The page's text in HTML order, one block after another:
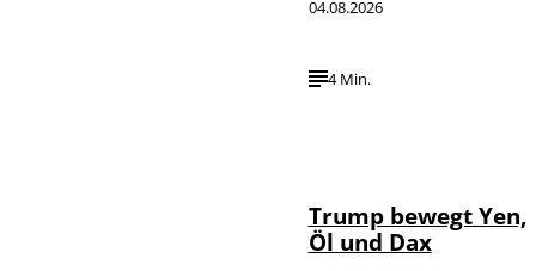
04.08.2026
4 Min.
Trump bewegt Yen,
Öl und Dax